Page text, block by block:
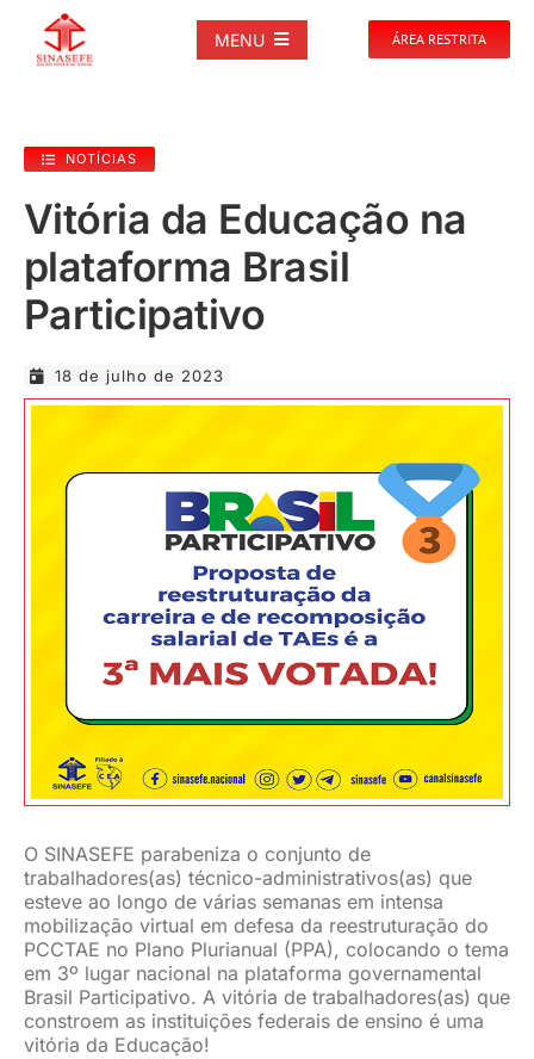
MENU
NOTÍCIAS
PUBLICAÇÕES
DOCUMENTOS
GALERIAS
EVENTOS
CONTATO
ÁREA RESTRITA
NOTÍCIAS
Vitória da Educação na
plataforma Brasil
Participativo
18 de julho de 2023
O SINASEFE parabeniza o conjunto de
trabalhadores(as) técnico-administrativos(as) que
esteve ao longo de várias semanas em intensa
mobilização virtual em defesa da reestruturação do
PCCTAE no Plano Plurianual (PPA), colocando o tema
em 3º lugar nacional na plataforma governamental
Brasil Participativo. A vitória de trabalhadores(as) que
constroem as instituições federais de ensino é uma
vitória da Educação!